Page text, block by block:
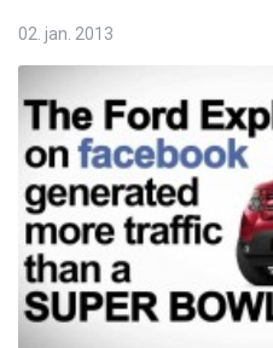
02. jan. 2013